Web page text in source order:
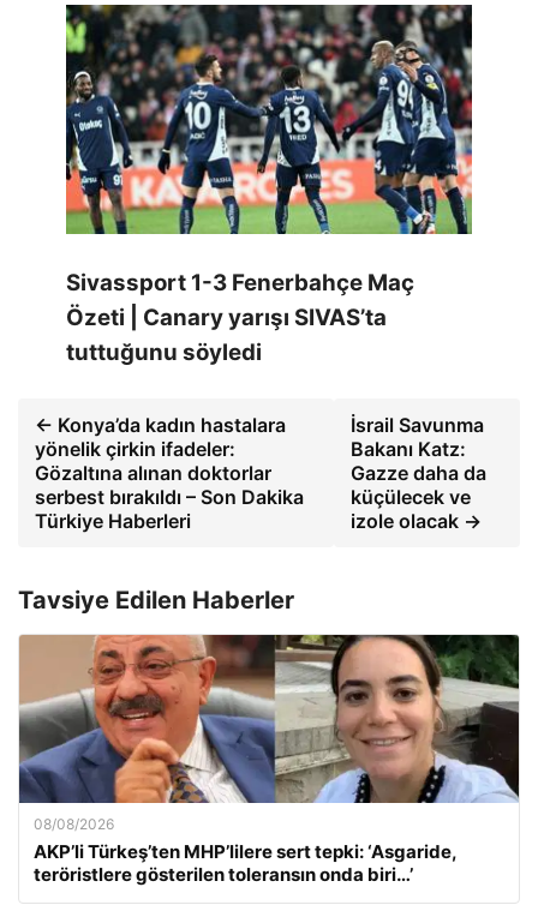
Sivassport 1-3 Fenerbahçe Maç
Özeti | Canary yarışı SIVAS’ta
tuttuğunu söyledi
← Konya’da kadın hastalara
yönelik çirkin ifadeler:
Gözaltına alınan doktorlar
serbest bırakıldı – Son Dakika
Türkiye Haberleri
İsrail Savunma
Bakanı Katz:
Gazze daha da
küçülecek ve
izole olacak →
Tavsiye Edilen Haberler
08/08/2026
AKP’li Türkeş’ten MHP’lilere sert tepki: ‘Asgaride,
teröristlere gösterilen toleransın onda biri…’